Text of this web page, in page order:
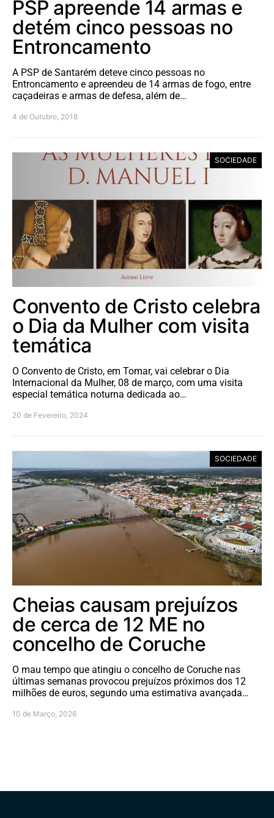
PSP apreende 14 armas e
detém cinco pessoas no
Entroncamento
A PSP de Santarém deteve cinco pessoas no
Entroncamento e apreendeu de 14 armas de fogo, entre
caçadeiras e armas de defesa, além de…
4 de Outubro, 2018
SOCIEDADE
Convento de Cristo celebra
o Dia da Mulher com visita
temática
O Convento de Cristo, em Tomar, vai celebrar o Dia
Internacional da Mulher, 08 de março, com uma visita
especial temática noturna dedicada ao…
20 de Fevereiro, 2024
SOCIEDADE
Cheias causam prejuízos
de cerca de 12 ME no
concelho de Coruche
O mau tempo que atingiu o concelho de Coruche nas
últimas semanas provocou prejuízos próximos dos 12
milhões de euros, segundo uma estimativa avançada…
10 de Março, 2026